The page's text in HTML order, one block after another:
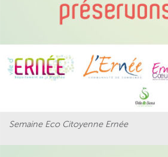
Semaine Eco Citoyenne Ernée